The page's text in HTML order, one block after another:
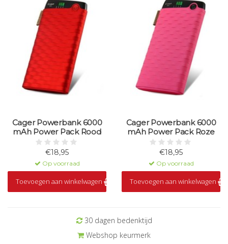
Cager Powerbank 6000
mAh Power Pack Rood
€18,95
Op voorraad
Toevoegen aan winkelwagen
Cager Powerbank 6000
mAh Power Pack Roze
€18,95
Op voorraad
Toevoegen aan winkelwagen
30 dagen bedenktijd
Webshop keurmerk